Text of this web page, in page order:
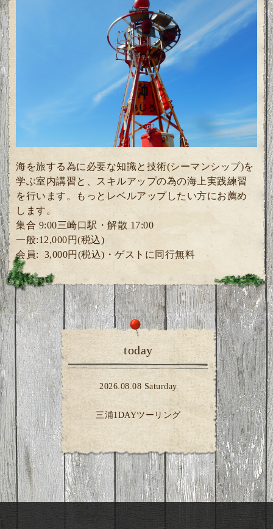
海を旅する為に必要な知識と技術(シーマンシップ)を
学ぶ室内講習と、
スキルアップの為の海上実践練習
を行います。 もっとレベルアップしたい方にお薦め
します。
集合 9:00三崎口駅・解散 17:00
一般:12,000円(税込)
会員: 3,000円(税込)・ゲスト に同行無料
today
2026.08.08 Saturday
三浦1DAYツーリング